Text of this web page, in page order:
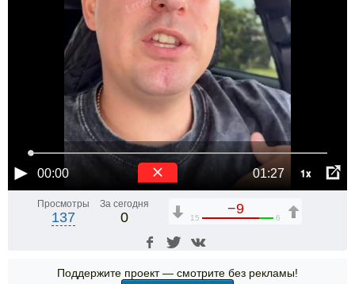
00:00 01:27 1x
Просмотры
137
За сегодня
0
−9
15 6
Поддержите проект — смотрите без рекламы!